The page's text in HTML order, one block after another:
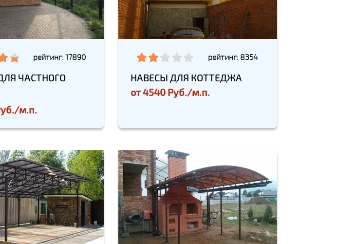
рейтинг: 17890
ЧАСТНОГО
м.п.
рейтинг: 8354
НАВЕСЫ ДЛЯ КОТТЕДЖА
от4540 Руб./м.п.